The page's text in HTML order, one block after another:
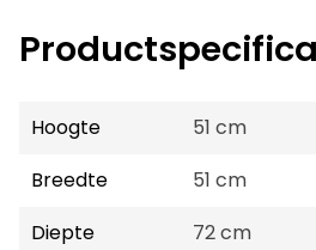
Hoogte
51 cm
Breedte
51 cm
Diepte
72 cm